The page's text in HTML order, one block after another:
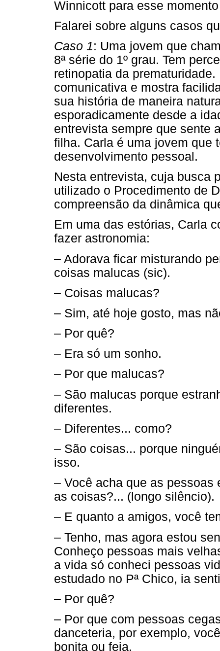
Winnicott para esse
Falarei sobre alguns casos
Caso 1: Uma jovem que
8ª série do 1º grau. Tem
retinopatia da
comunicativa e mostra
sua história de maneira
esporadicamente desde a
entrevista sempre que sente
filha. Carla é uma jovem que
desenvolvimento pessoal.
Nesta entrevista, cuja busca
utilizado o Procedimento de
compreensão da dinâmica
Em uma das estórias, Carla
fazer astronomia:
– Adorava ficar misturando
coisas malucas (sic).
– Coisas malucas?
– Sim, até hoje gosto, mas
– Por quê?
– Era só um sonho.
– Por que malucas?
– São malucas porque
diferentes.
– Diferentes... como?
– São coisas... porque
isso.
– Você acha que as pessoas
as coisas?... (longo silêncio).
– E quanto a amigos, você
– Tenho, mas agora estou
Conheço pessoas mais
a vida só conheci pessoas
estudado no Pª Chico, ia
– Por quê?
– Por que com pessoas
danceteria, por exemplo,
bonita ou feia.